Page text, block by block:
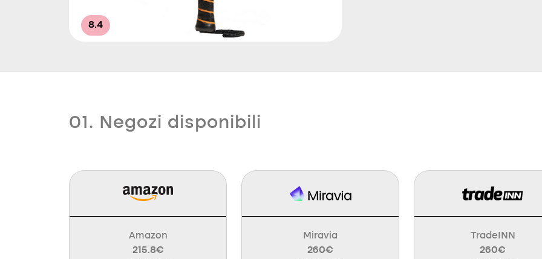
8.4
01. Negozi disponibili
Amazon
215.8€
Miravia
260€
TradeINN
260€